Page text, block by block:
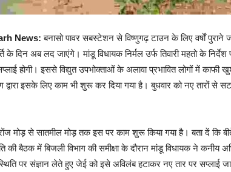
News: बनासो पावर सबस्टेशन से विष्णुगढ़ टाउन के लिए वर्षों पुराने
के दिन अब लद जाएंगे। मांडू विधायक निर्मल उर्फ तिवारी महतो के
होगी। इससे विद्युत उपभोक्ताओं के अलावा प्रभावित लोगों में
द्वारा इसके लिए काम भी शुरू कर दिया गया है। बुधवार को नए तारों से
मोड़ से सातमील मोड़ तक इस पर काम शुरू किया गया है। बता दें कि
की बैठक में बिजली विभाग की समीक्षा के दौरान मांडू विधायक ने कनीय
पर संज्ञान लेते हुए जेई को इसे अविलंब हटाकर नए तार पर सप्लाई